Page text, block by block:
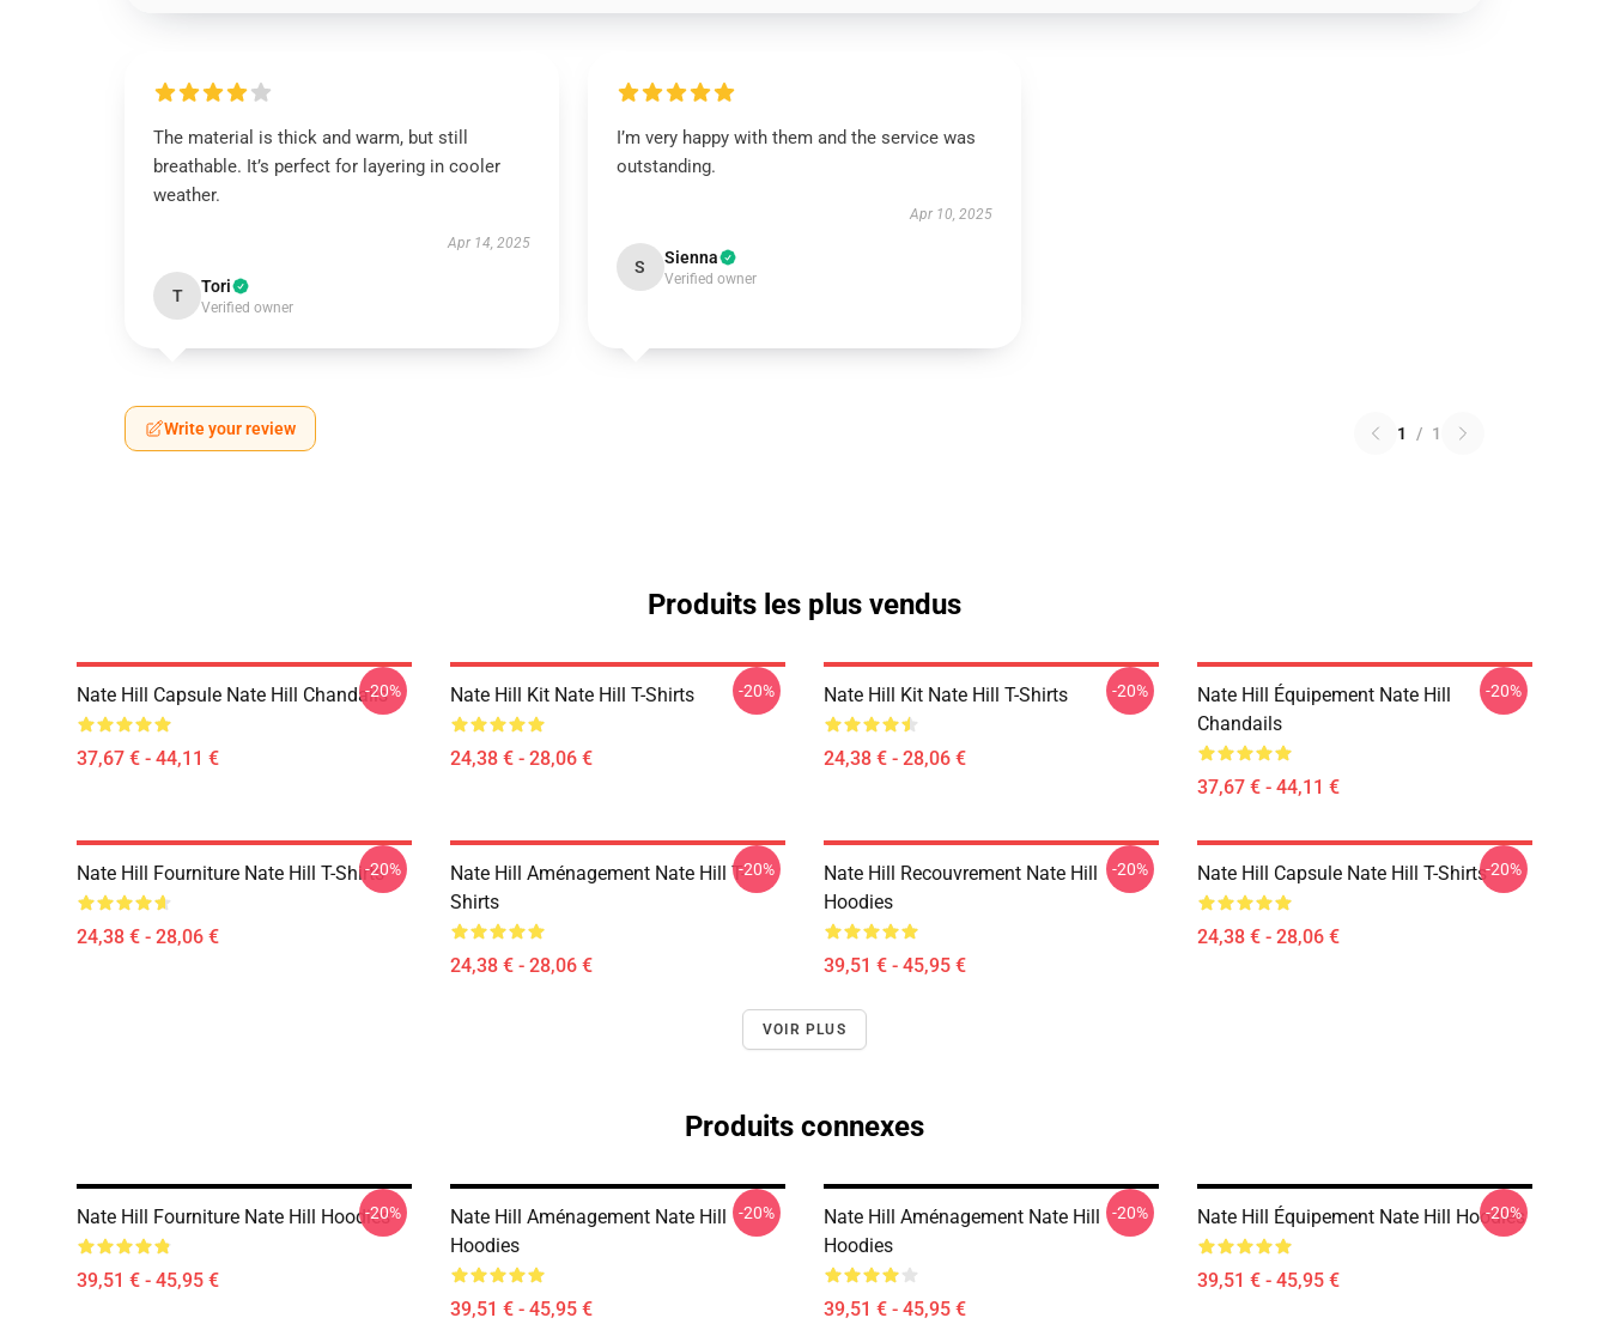
The material is thick and warm, but still
breathable. It’s perfect for layering in cooler
weather.
Apr 14, 2025
T Tori
Verified owner
I’m very happy with them and the service was
outstanding.
Apr 10, 2025
S Sienna
Verified owner
Write your review 1 / 1
Produits les plus vendus
Nate Hill Capsule Nate Hill Chandails
37,67 € - 44,11 €
-20% Nate Hill Kit Nate Hill T-Shirts
24,38 € - 28,06 €
-20% Nate Hill Kit Nate Hill T-Shirts
24,38 € - 28,06 €
-20%
Nate Hill Équipement Nate Hill
Chandails
37,67 € - 44,11 €
-20%
Nate Hill Fourniture Nate Hill T-Shirts
24,38 € - 28,06 €
-20%
Nate Hill Aménagement Nate Hill T-
Shirts
24,38 € - 28,06 €
-20%
Nate Hill Recouvrement Nate Hill
Hoodies
39,51 € - 45,95 €
-20% Nate Hill Capsule Nate Hill T-Shirts
24,38 € - 28,06 €
-20%
VOIR PLUS
Produits connexes
Nate Hill Fourniture Nate Hill Hoodies
39,51 € - 45,95 €
-20%
Nate Hill Aménagement Nate Hill
Hoodies
39,51 € - 45,95 €
-20%
Nate Hill Aménagement Nate Hill
Hoodies
39,51 € - 45,95 €
-20% Nate Hill Équipement Nate Hill Hoodies
39,51 € - 45,95 €
-20%